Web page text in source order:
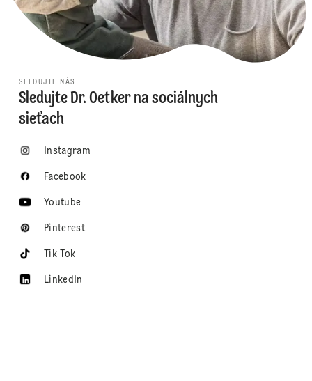
SLEDUJTE NÁS
Sledujte Dr. Oetker na sociálnych
sieťach
Instagram
Facebook
Youtube
Pinterest
Tik Tok
LinkedIn